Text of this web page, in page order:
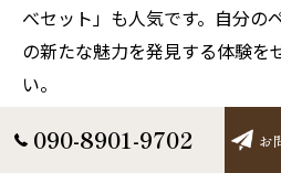
べセット」も人気です。自分の
の新たな魅力を発見する体験を
い。
090-8901-9702 お